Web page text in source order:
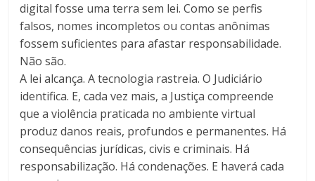
digital fosse uma terra sem lei. Como se perfis
falsos, nomes incompletos ou contas anônimas
fossem suficientes para afastar responsabilidade.
Não são.
A lei alcança. A tecnologia rastreia. O Judiciário
identifica. E, cada vez mais, a Justiça compreende
que a violência praticada no ambiente virtual
produz danos reais, profundos e permanentes. Há
consequências jurídicas, civis e criminais. Há
responsabilização. Há condenações. E haverá cada